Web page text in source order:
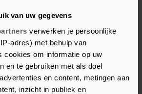
van uw gegevens
verwerken je persoonlijke
adres) met behulp van
cookies om informatie op uw
en te gebruiken met als doel
en content, metingen aan
inzicht in publiek en
schadelijk is voor de